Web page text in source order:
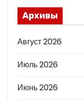
Архивы
Август 2026
Июль 2026
Июнь 2026